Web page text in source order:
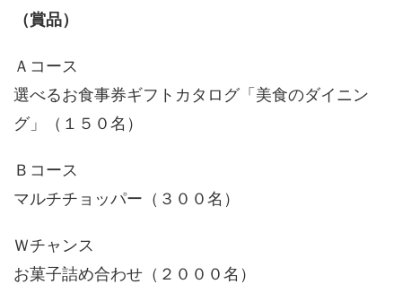
（賞品）
Ａコース
選べるお食事券ギフトカタログ「美食のダイニン
グ」（１５０名）
Ｂコース
マルチチョッパー（３００名）
Ｗチャンス
お菓子詰め合わせ（２０００名）